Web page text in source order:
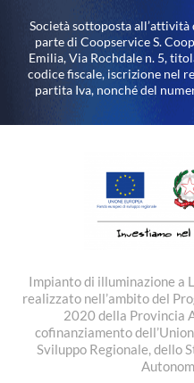
Società sottoposta
parte di Coopservice S.
Emilia, Via Rochdale n. 5,
codice fiscale, iscrizione nel
partita Iva, nonché del
Impianto di illuminazione a
realizzato nell’ambito del
2020 della Provincia
cofinanziamento
Sviluppo Regionale, dello